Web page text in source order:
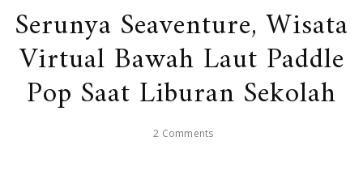
Serunya Seaventure, Wisata
Virtual Bawah Laut Paddle
Pop Saat Liburan Sekolah
2 Comments